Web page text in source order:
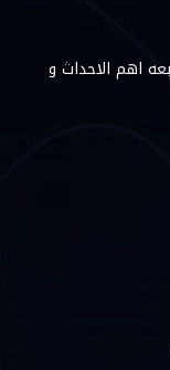
اهم الاحداث و